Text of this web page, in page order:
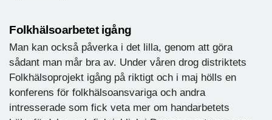
Folkhälsoarbetet igång
Man kan också påverka i det lilla, genom att göra
sådant man mår bra av. Under våren drog distriktets
Folkhälsoprojekt igång på riktigt och i maj hölls en
konferens för folkhälsoansvariga och andra
intresserade som fick veta mer om handarbetets